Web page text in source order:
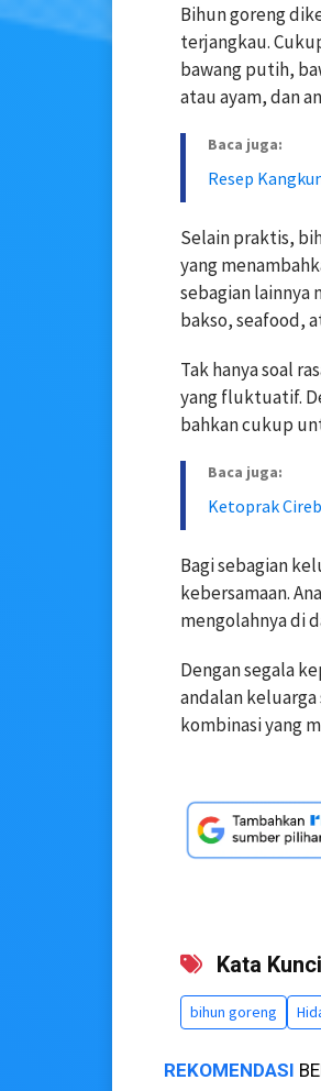
Bihun goreng
terjangkau.
bawang putih,
atau ayam, dan
Baca juga:
Resep
Selain praktis,
yang
sebagian lainnya
bakso, seafood,
Tak hanya soal
yang fluktuatif.
bahkan cukup
Baca juga:
Ketoprak
Bagi sebagian
kebersamaan.
mengolahnya di
Dengan segala
andalan
kombinasi yang
Kata
bihun goreng
REKOMENDASI